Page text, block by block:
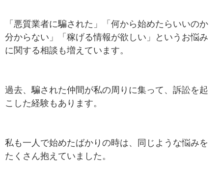
「悪質業者に騙された」「何から始めたらいいのか
分からない」「稼げる情報が欲しい」というお悩み
に関する相談も増えています。
過去、騙された仲間が私の周りに集って、訴訟を起
こした経験もあります。
私も一人で始めたばかりの時は、同じような悩みを
たくさん抱えていました。